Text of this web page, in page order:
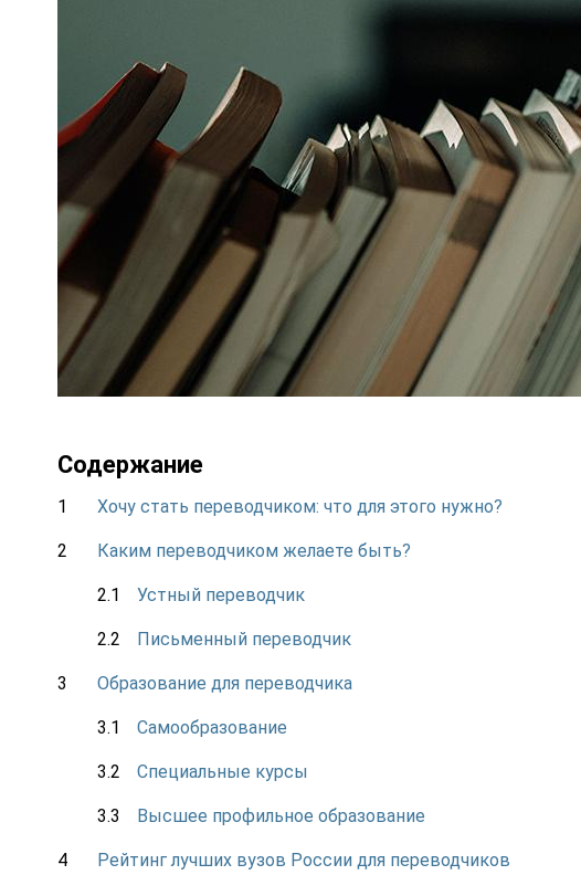
Содержание
Хочу стать переводчиком: что для этого нужно?
Каким переводчиком желаете быть?
Устный переводчик
Письменный переводчик
Образование для переводчика
Самообразование
Специальные курсы
Высшее профильное образование
Рейтинг лучших вузов России для переводчиков